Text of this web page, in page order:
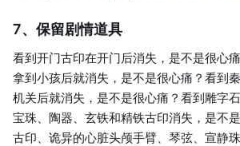
7、保留剧情道具
看到开门古印在开门后消失，是不是很心
拿到小孩后就消失，是不是很心痛？看到
机关后就消失，是不是很心痛？看到雕字
宝珠、陶器、玄铁和精铁古印消失，是不
古印、诡异的心脏头颅手臂、琴弦、宣静